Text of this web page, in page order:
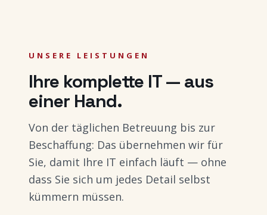
UNSERE LEISTUNGEN
Ihre komplette IT — aus
einer Hand.
Von der täglichen Betreuung bis zur
Beschaffung: Das übernehmen wir für
Sie, damit Ihre IT einfach läuft — ohne
dass Sie sich um jedes Detail selbst
kümmern müssen.